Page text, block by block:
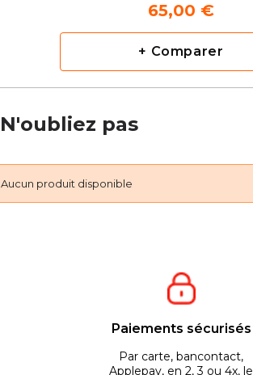
65,00 €
+ Comparer
N'oubliez pas
Aucun produit disponible
Paiements sécurisés
Par carte, bancontact,
Applepay, en 2, 3 ou 4x, le